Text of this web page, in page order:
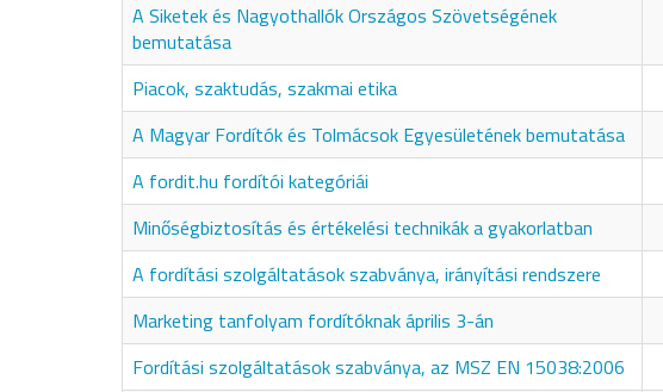
A Siketek és Nagyothallók Országos Szövetségének
bemutatása
Piacok, szaktudás, szakmai etika
A Magyar Fordítók és Tolmácsok Egyesületének bemutatása
A fordit.hu fordítói kategóriái
Minőségbiztosítás és értékelési technikák a gyakorlatban
A fordítási szolgáltatások szabványa, irányítási rendszere
Marketing tanfolyam fordítóknak április 3-án
Fordítási szolgáltatások szabványa, az MSZ EN 15038:2006